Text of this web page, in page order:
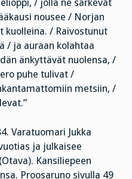
/ jolla ne särkevät
nousee / Norjan
/ Raivostunut
/ ja auraan kolahtaa
änkyttävät nuolensa, /
puhe tulivat /
metsiin, /
Varatuomari Jukka
ja julkaisee
Kansiliepeen
Proosaruno sivulla 49